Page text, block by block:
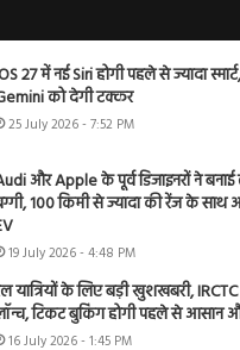
27 में नई Siri होगी पहले से ज्यादा
को देगी टक्कर
25 July 2026 - 7:52 PM
और Apple के पूर्व डिजाइनरों ने बनाई
100 किमी से ज्यादा की रेंज के
19 July 2026 - 4:48 PM
यात्रियों के लिए बड़ी खुशखबरी,
टिकट बुकिंग होगी पहले से आसान
16 July 2026 - 1:45 PM